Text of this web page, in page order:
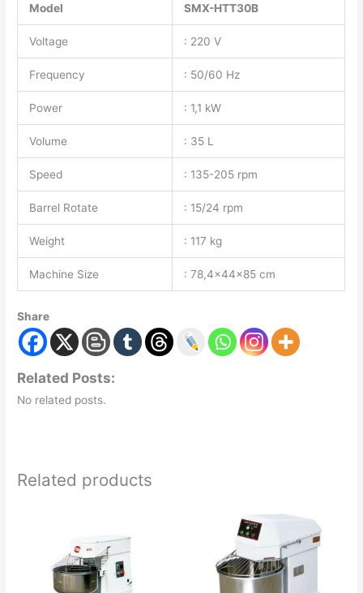
Model SMX-HTT30B
Voltage : 220 V
Frequency : 50/60 Hz
Power : 1,1 kW
Volume : 35 L
Speed : 135-205 rpm
Barrel Rotate : 15/24 rpm
Weight : 117 kg
Machine Size : 78,4x44x85 cm
Share
Related Posts:
No related posts.
Related products